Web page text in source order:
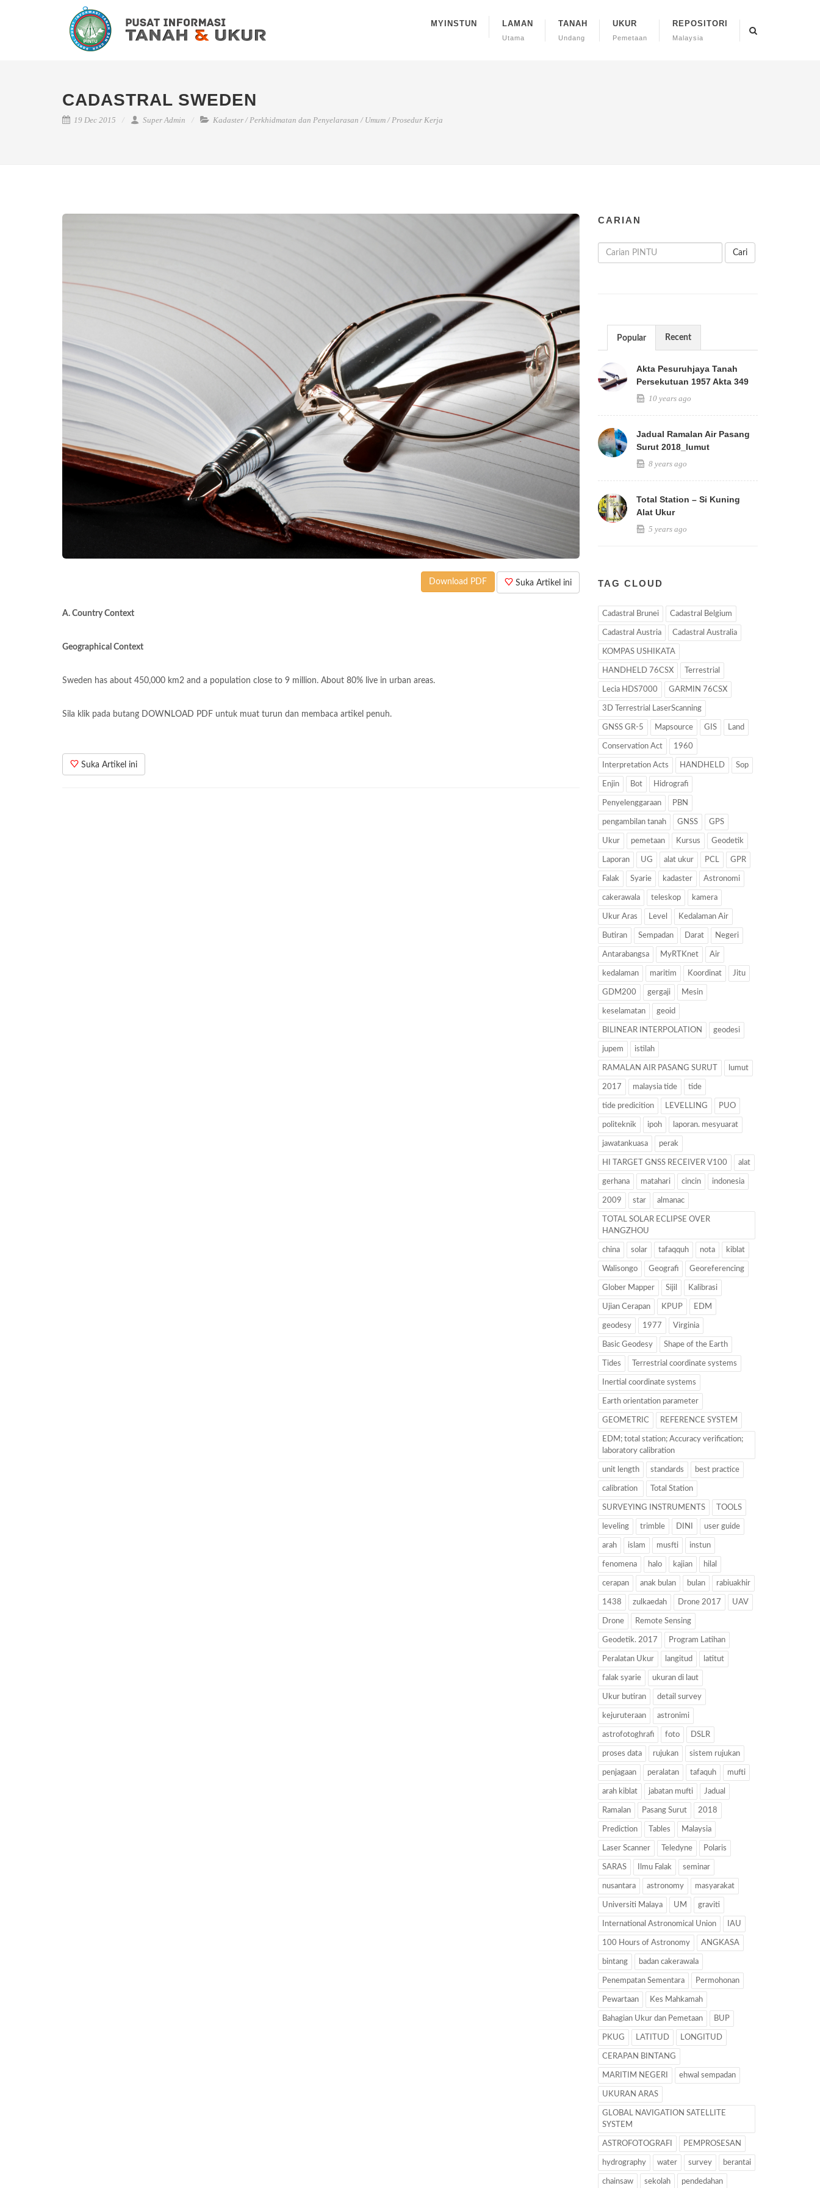
MYINSTUN LAMAN
Utama
TANAH
Undang
UKUR
Pemetaan
REPOSITORI
Malaysia
CADASTRAL SWEDEN
19 Dec 2015 Super Admin Kadaster/Perkhidmatan dan Penyelarasan / Umum/Prosedur Kerja
Suka Artikel ini
Download PDF
A. Country Context
Geographical Context
Sweden has about 450,000 km2 and a population close to 9 million. About 80% live in urban areas.
Sila klik pada butang DOWNLOAD PDF untuk muat turun dan membaca artikel penuh.
Suka Artikel ini
CARIAN
Cari
Popular Recent
Akta Pesuruhjaya Tanah
Persekutuan 1957 Akta 349
10 years ago
Jadual Ramalan Air Pasang
Surut 2018_lumut
8 years ago
Total Station – Si Kuning
Alat Ukur
5 years ago
TAG CLOUD
Cadastral Brunei Cadastral Belgium
Cadastral Austria Cadastral Australia
KOMPAS USHIKATA
HANDHELD 76CSX Terrestrial
Lecia HDS7000 GARMIN 76CSX
3D Terrestrial LaserScanning
GNSS GR-5 Mapsource GIS Land
Conservation Act 1960
Interpretation Acts HANDHELD Sop
Enjin Bot Hidrografi
Penyelenggaraan PBN
pengambilan tanah GNSS GPS
Ukur pemetaan Kursus Geodetik
Laporan UG alat ukur PCL GPR
Falak Syarie kadaster Astronomi
cakerawala teleskop kamera
Ukur Aras Level Kedalaman Air
Butiran Sempadan Darat Negeri
Antarabangsa MyRTKnet Air
kedalaman maritim Koordinat Jitu
GDM200 gergaji Mesin
keselamatan geoid
BILINEAR INTERPOLATION geodesi
jupem istilah
RAMALAN AIR PASANG SURUT lumut
2017 malaysia tide tide
tide predicition LEVELLING PUO
politeknik ipoh laporan. mesyuarat
jawatankuasa perak
HI TARGET GNSS RECEIVER V100 alat
gerhana matahari cincin indonesia
2009 star almanac
TOTAL SOLAR ECLIPSE OVER
HANGZHOU
china solar tafaqquh nota kiblat
Walisongo Geografi Georeferencing
Glober Mapper Sijil Kalibrasi
Ujian Cerapan KPUP EDM
geodesy 1977 Virginia
Basic Geodesy Shape of the Earth
Tides Terrestrial coordinate systems
Inertial coordinate systems
Earth orientation parameter
GEOMETRIC REFERENCE SYSTEM
EDM; total station; Accuracy verification;
laboratory calibration
unit length standards best practice
calibration Total Station
SURVEYING INSTRUMENTS TOOLS
leveling trimble DINI user guide
arah islam musfti instun
fenomena halo kajian hilal
cerapan anak bulan bulan rabiuakhir
1438 zulkaedah Drone 2017 UAV
Drone Remote Sensing
Geodetik. 2017 Program Latihan
Peralatan Ukur langitud latitut
falak syarie ukuran di laut
Ukur butiran detail survey
kejuruteraan astronimi
astrofotoghrafi foto DSLR
proses data rujukan sistem rujukan
penjagaan peralatan tafaquh mufti
arah kiblat jabatan mufti Jadual
Ramalan Pasang Surut 2018
Prediction Tables Malaysia
Laser Scanner Teledyne Polaris
SARAS Ilmu Falak seminar
nusantara astronomy masyarakat
Universiti Malaya UM graviti
International Astronomical Union IAU
100 Hours of Astronomy ANGKASA
bintang badan cakerawala
Penempatan Sementara Permohonan
Pewartaan Kes Mahkamah
Bahagian Ukur dan Pemetaan BUP
PKUG LATITUD LONGITUD
CERAPAN BINTANG
MARITIM NEGERI ehwal sempadan
UKURAN ARAS
GLOBAL NAVIGATION SATELLITE
SYSTEM
ASTROFOTOGRAFI PEMPROSESAN
hydrography water survey berantai
chainsaw sekolah pendedahan